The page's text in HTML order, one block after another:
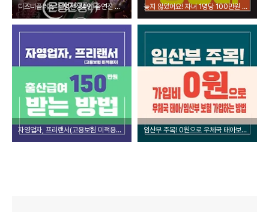
디즈니플러스 '운명전쟁49' 출연진 인스타 신당 위치 총정리! 박나래 미래 맞춘 무당은 누구? 늦지 않았어요! 자녀 1명당 100만원 받아가는 방법! 자녀장려금 신청방법 총정리
자영업자, 프리랜서(고용보험 미적용자) 출산급여 150만원 받는 방법 임산부 주목! 0원으로 우체국 태아보험 가입하는 방법